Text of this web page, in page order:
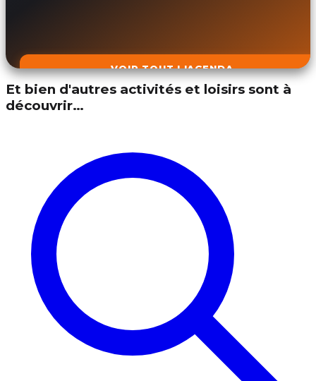
VOIR TOUT L'AGENDA
Et bien d'autres activités et loisirs sont à
découvrir…